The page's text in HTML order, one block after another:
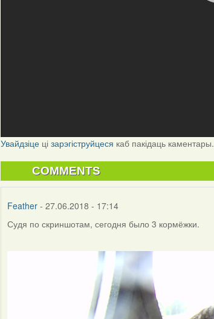
Увайдзіце цізарэгіструйцеся каб пакідаць каментары.
COMMENTS
Feather - 27.06.2018 - 17:14
Судя по скриншотам, сегодня было 3 кормёжки.